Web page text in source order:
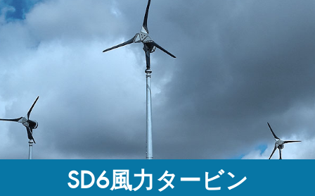
SD6風力タービン